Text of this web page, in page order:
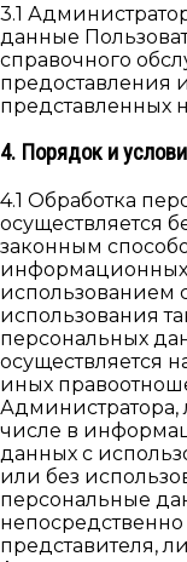
3.1
данные
справочного
предоставления
представленных
4. Порядок и
4.1 Обработка
осуществляется
законным
информационных
использованием
использования
персональных
осуществляется
иных
числе в
данных с
или без
персональные
непосредственно
представителя,